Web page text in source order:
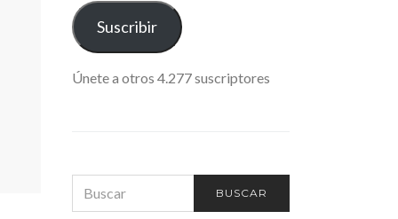
ELECTRÓNICO
Suscribir
Únete a otros 4.277 suscriptores
FOR:
BUSCAR